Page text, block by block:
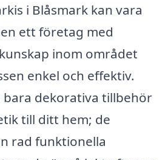
i Blåsmark kan vara
ett företag med
inom området
enkel och effektiv.
bara dekorativa tillbehör
till ditt hem; de
rad funktionella